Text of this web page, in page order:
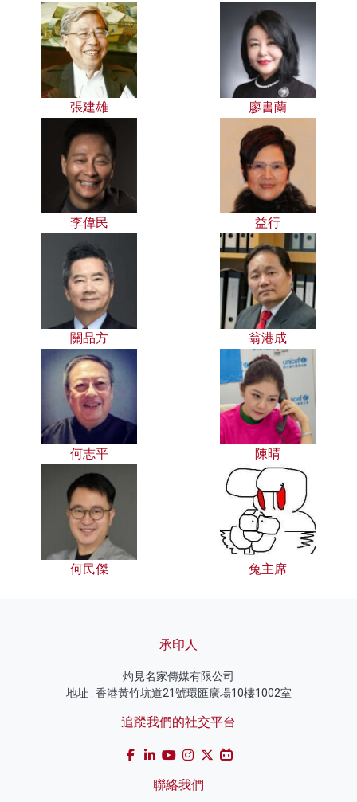
張建雄 廖書蘭
李偉民 益行
關品方 翁港成
何志平 陳晴
何民傑 兔主席
承印人
灼見名家傳媒有限公司
地址 : 香港黃竹坑道21號環匯廣場10樓1002室
追蹤我們的社交平台
聯絡我們